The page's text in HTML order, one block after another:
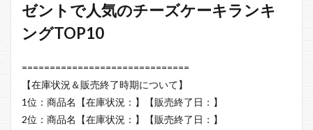
ゼントで人気のチーズケーキランキ
ングTOP10
==============================
【在庫状況＆販売終了時期について】
1位：商品名【在庫状況：】【販売終了日：】
2位：商品名【在庫状況：】【販売終了日：】